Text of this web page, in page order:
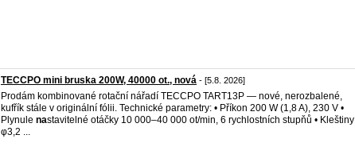
TECCPO mini bruska 200W, 40000 ot., nová - [5.8. 2026]
Prodám kombinované rotační nářadí TECCPO TART13P — nové, nerozbalené,
kufřík stále v originální fólii. Technické parametry: • Příkon 200 W (1,8 A), 230 V •
Plynule nastavitelné otáčky 10 000–40 000 ot/min, 6 rychlostních stupňů • Kleštiny
φ3,2 ...